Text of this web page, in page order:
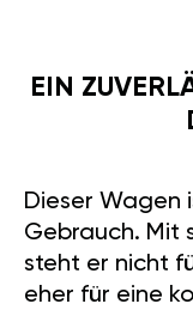
EIN
Dieser Wagen
Gebrauch. Mit
steht er nicht
eher für eine